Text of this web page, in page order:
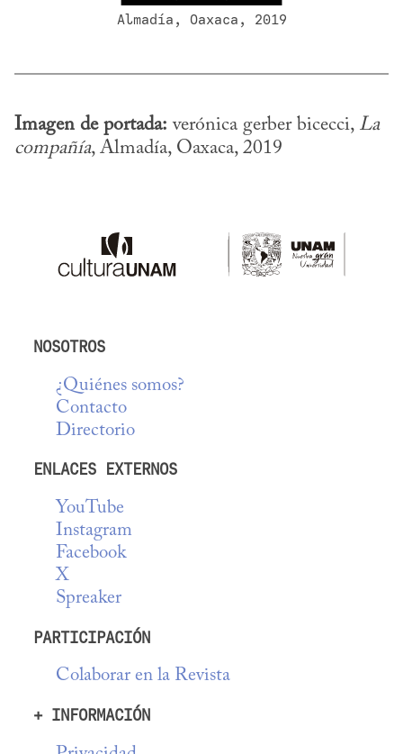
Almadía, Oaxaca, 2019
Imagen de portada: verónica gerber bicecci, La
compañía, Almadía, Oaxaca, 2019
NOSOTROS
¿Quiénes somos?
Contacto
Directorio
ENLACES EXTERNOS
YouTube
Instagram
Facebook
X
Spreaker
PARTICIPACIÓN
Colaborar en la Revista
+ INFORMACIÓN